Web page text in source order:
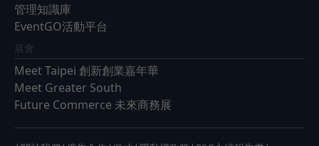
管理知識庫
EventGO活動平台
展會
Meet Taipei 創新創業嘉年華
Meet Greater South
Future Commerce 未來商務展